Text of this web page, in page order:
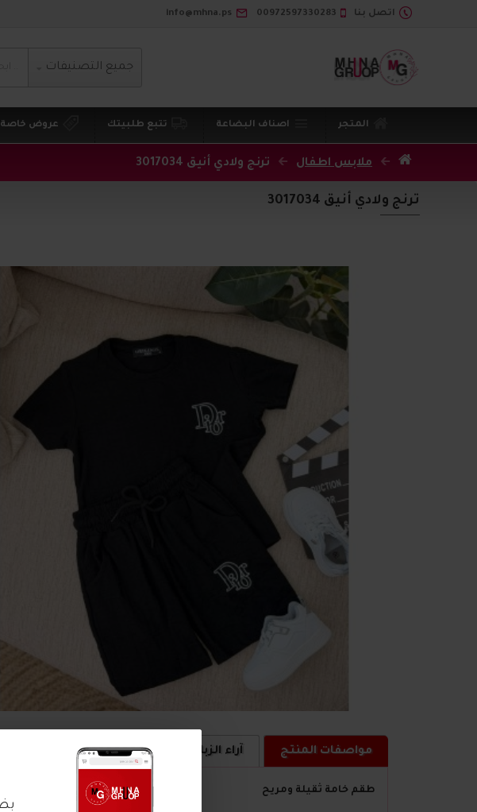
اتصل بنا 00972597330283
info@mhna.ps
جميع التصنيفات
المتجر اصناف البضاعة تتبع طلبيتك عروض خاصة
ملابس اطفال ترنج ولادي أنيق 3017034
ترنج ولادي أنيق 3017034
مواصفات المنتج آراء الزبائن كيف اشتري ؟
طقم خامة ثقيلة ومريح